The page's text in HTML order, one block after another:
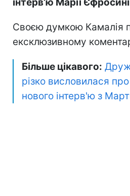
Своєю думкою Камалія
ексклюзивному
Більше цікавого:
різко висловилася
нового інтерв'ю з